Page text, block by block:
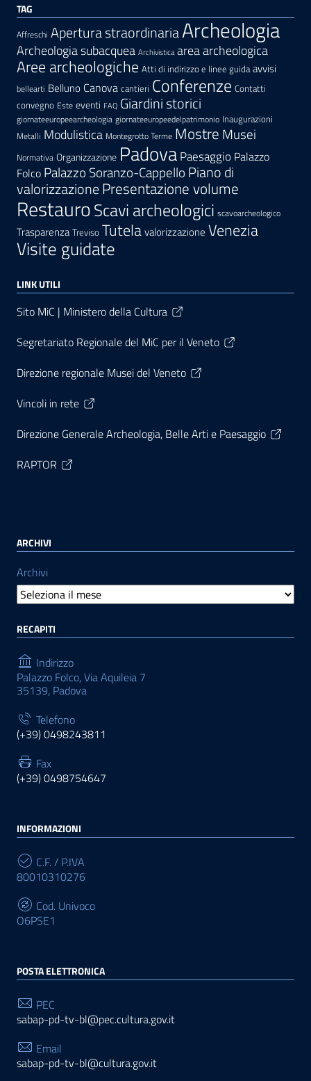
TAG
Affreschi Apertura straordinariaArcheologia
Archeologia subacquea Archivistica area archeologica
Aree archeologiche Atti di indirizzo e linee guida avvisi
bellearti Belluno Canova cantieri Conferenze Contatti
convegno Este eventi FAQ Giardini storici
giornateeuropeearcheologia giornateeuropeedelpatrimonio Inaugurazioni
Metalli Modulistica Montegrotto Terme Mostre Musei
Normativa Organizzazione PadovaPaesaggio Palazzo
Folco Palazzo Soranzo-Cappello Piano di
valorizzazionePresentazione volume
RestauroScavi archeologici scavoarcheologico
Trasparenza Treviso Tutelavalorizzazione Venezia
Visite guidate
LINK UTILI
Sito MiC | Ministero della Cultura
Segretariato Regionale del MiC per il Veneto
Direzione regionale Musei del Veneto
Vincoli in rete
Direzione Generale Archeologia, Belle Arti e Paesaggio
RAPTOR
ARCHIVI
Archivi
RECAPITI
Indirizzo
Palazzo Folco, Via Aquileia 7
35139, Padova
Telefono
(+39) 0498243811
Fax
(+39) 0498754647
INFORMAZIONI
C.F. / P.IVA
80010310276
Cod. Univoco
O6PSE1
POSTA ELETTRONICA
PEC
sabap-pd-tv-bl@pec.cultura.gov.it
Email
sabap-pd-tv-bl@cultura.gov.it